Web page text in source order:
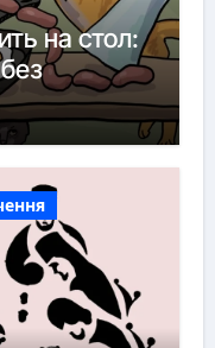
на стол: